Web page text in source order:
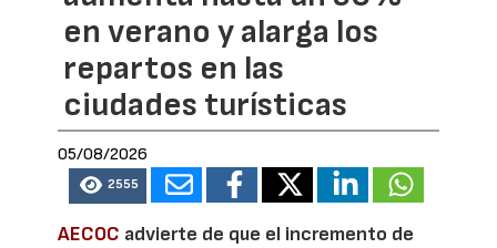
en verano y alarga los
repartos en las
ciudades turísticas
05/08/2026
2555
AECOC advierte de que el incremento de